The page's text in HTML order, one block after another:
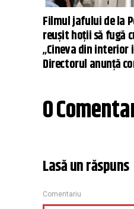
Filmul jafului de la
reușit hoții să fugă
„Cineva din
Directorul anunță
0
Lasă un răspuns
Comentariu